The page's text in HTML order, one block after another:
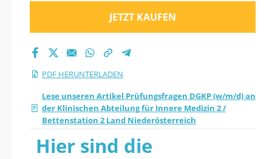
/ Bettenstation 2
Land
Niederösterreich
2026 PDF
herunterladen
JETZT KAUFEN
PDF HERUNTERLADEN
Lese unseren Artikel Prüfungsfragen DGKP (w/m/d) an
der Klinischen Abteilung für Innere Medizin 2 /
Bettenstation 2 Land Niederösterreich
Hier sind die